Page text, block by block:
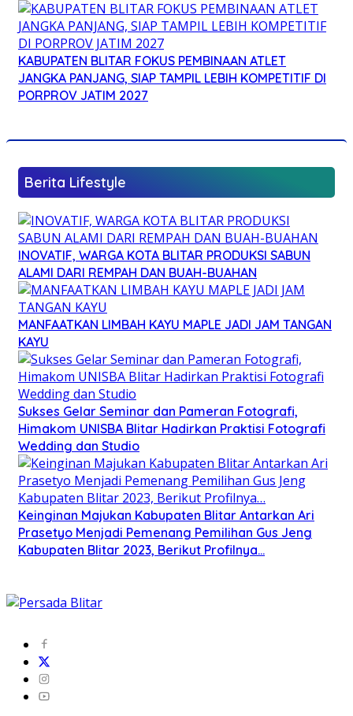
KABUPATEN BLITAR FOKUS PEMBINAAN ATLET
JANGKA PANJANG, SIAP TAMPIL LEBIH KOMPETITIF DI
PORPROV JATIM 2027
Berita Lifestyle
INOVATIF, WARGA KOTA BLITAR PRODUKSI SABUN
ALAMI DARI REMPAH DAN BUAH-BUAHAN
MANFAATKAN LIMBAH KAYU MAPLE JADI JAM TANGAN
KAYU
Sukses Gelar Seminar dan Pameran Fotografi,
Himakom UNISBA Blitar Hadirkan Praktisi Fotografi
Wedding dan Studio
Keinginan Majukan Kabupaten Blitar Antarkan Ari
Prasetyo Menjadi Pemenang Pemilihan Gus Jeng
Kabupaten Blitar 2023, Berikut Profilnya…